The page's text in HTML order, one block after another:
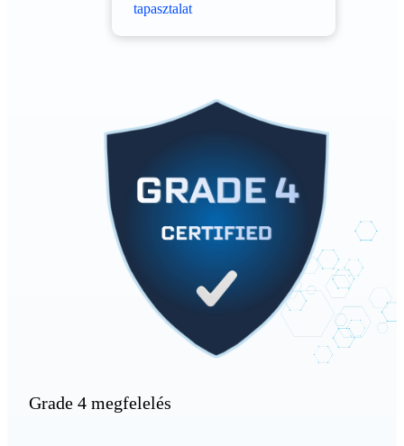
tapasztalat
Grade 4 megfelelés